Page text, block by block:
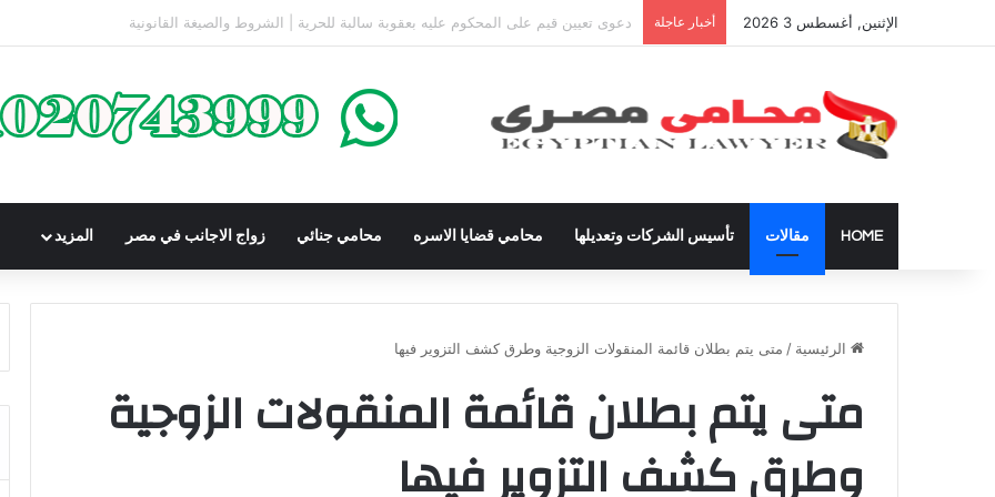
الإثنين, أغسطس 3 2026 أخبار عاجلة شراء العقارات داخل الكومباوندات تحت الإنشاء | أهم البنود التي تحمي المشتري في القانون المصري
HOME مقالات تأسيس الشركات وتعديلها محامي قضايا الاسره محامي جنائي زواج الاجانب في مصر المزيد
الرئيسية / متى يتم بطلان قائمة المنقولات الزوجية وطرق كشف التزوير فيها
متى يتم بطلان قائمة المنقولات الزوجية
وطرق كشف التزوير فيها